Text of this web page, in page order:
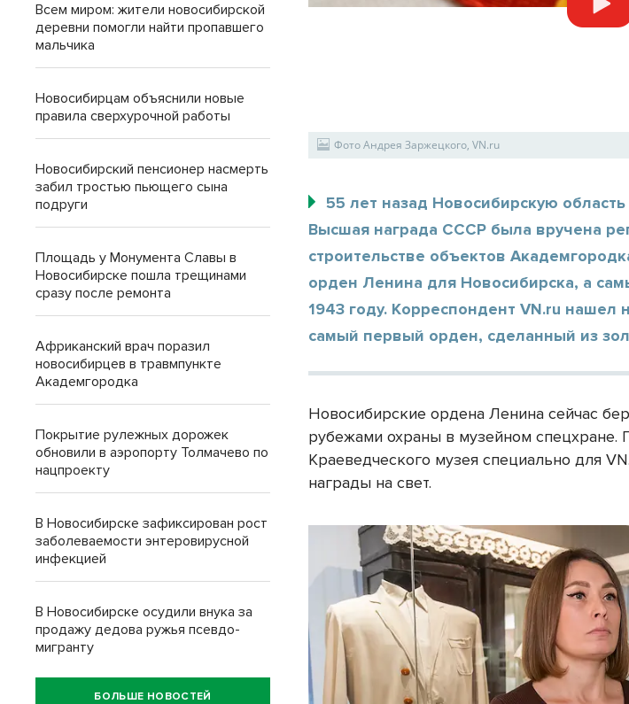
Фото Андрея Заржецкого, VN.ru
55 лет назад Новосибирскую
Высшая награда СССР была вручена
строительстве объектов
орден Ленина для Новосибирска, а
1943 году. Корреспондент VN.ru нашел
самый первый орден, сделанный из
Новосибирские ордена Ленина сейчас
рубежами охраны в музейном спецхране.
Краеведческого музея специально для
награды на свет.
Всем миром: жители новосибирской
деревни помогли найти пропавшего
мальчика
Новосибирцам объяснили новые
правила сверхурочной работы
Новосибирский пенсионер насмерть
забил тростью пьющего сына
подруги
Площадь у Монумента Славы в
Новосибирске пошла трещинами
сразу после ремонта
Африканский врач поразил
новосибирцев в травмпункте
Академгородка
Покрытие рулежных дорожек
обновили в аэропорту Толмачево по
нацпроекту
В Новосибирске зафиксирован рост
заболеваемости энтеровирусной
инфекцией
В Новосибирске осудили внука за
продажу дедова ружья псевдо-
мигранту
БОЛЬШЕ НОВОСТЕЙ